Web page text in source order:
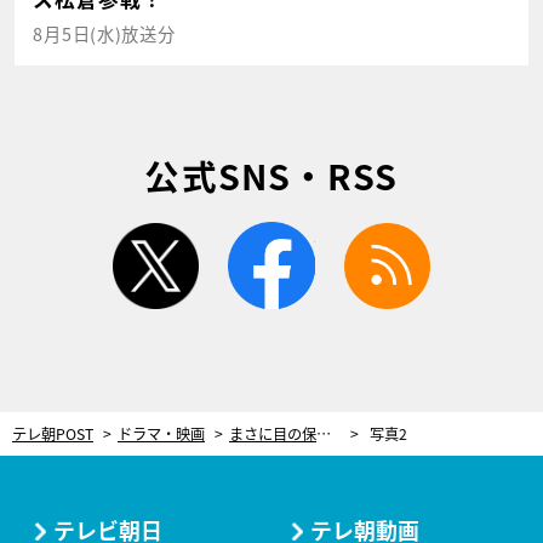
8月5日(水)放送分
公式SNS・RSS
twitter facebook
テレ朝POST ドラマ・映画 まさに目の保養！『もしイケ』主要キャスト6人がイケメンすぎる“横顔”披露 写真2
テレビ朝日 テレ朝動画